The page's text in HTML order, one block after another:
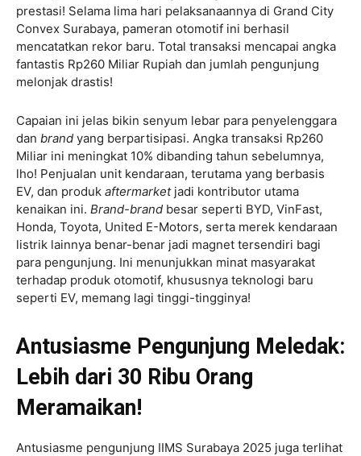
prestasi! Selama lima hari pelaksanaannya di Grand City
Convex Surabaya, pameran otomotif ini berhasil
mencatatkan rekor baru. Total transaksi mencapai angka
fantastis Rp260 Miliar Rupiah dan jumlah pengunjung
melonjak drastis!
Capaian ini jelas bikin senyum lebar para penyelenggara
dan brand yang berpartisipasi. Angka transaksi Rp260
Miliar ini meningkat 10% dibanding tahun sebelumnya,
lho! Penjualan unit kendaraan, terutama yang berbasis
EV, dan produk aftermarketjadi kontributor utama
kenaikan ini. Brand-brand besar seperti BYD, VinFast,
Honda, Toyota, United E-Motors, serta merek kendaraan
listrik lainnya benar-benar jadi magnet tersendiri bagi
para pengunjung. Ini menunjukkan minat masyarakat
terhadap produk otomotif, khususnya teknologi baru
seperti EV, memang lagi tinggi-tingginya!
Antusiasme Pengunjung Meledak:
Lebih dari 30 Ribu Orang
Meramaikan!
Antusiasme pengunjung IIMS Surabaya 2025 juga terlihat